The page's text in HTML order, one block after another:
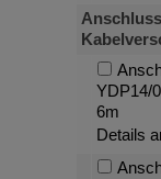
YDP14/
6m
Details